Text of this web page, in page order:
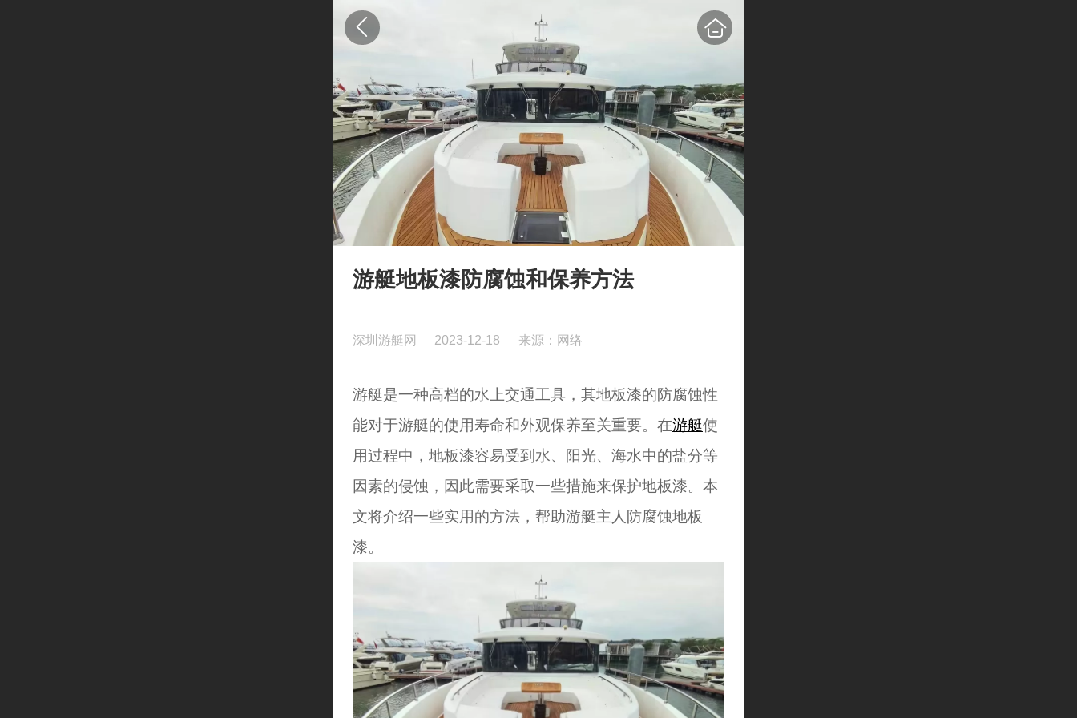
游艇地板漆防腐蚀和保养方法
深圳游艇网 2023-12-18 来源：网络
游艇是一种高档的水上交通工具，其地板漆的防腐蚀性
能对于游艇的使用寿命和外观保养至关重要。在游艇使
用过程中，地板漆容易受到水、阳光、海水中的盐分等
因素的侵蚀，因此需要采取一些措施来保护地板漆。本
文将介绍一些实用的方法，帮助游艇主人防腐蚀地板
漆。